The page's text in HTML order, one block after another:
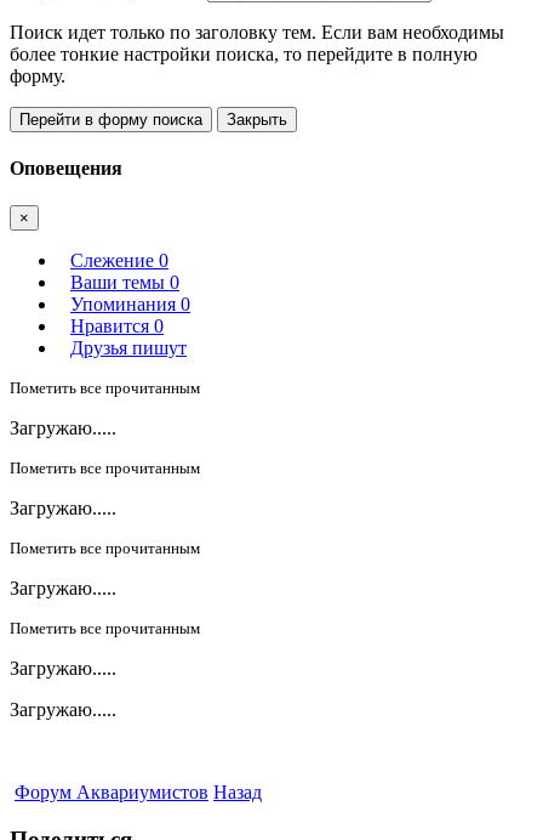
Поиск идет только по заголовку тем. Если вам необходимы
более тонкие настройки поиска, то перейдите в полную
форму.
Перейти в форму поиска Закрыть
Оповещения
×
Слежение 0
Ваши темы 0
Упоминания 0
Нравится 0
Друзья пишут
Пометить все прочитанным
Загружаю.....
Пометить все прочитанным
Загружаю.....
Пометить все прочитанным
Загружаю.....
Пометить все прочитанным
Загружаю.....
Загружаю.....
Форум Аквариумистов Назад